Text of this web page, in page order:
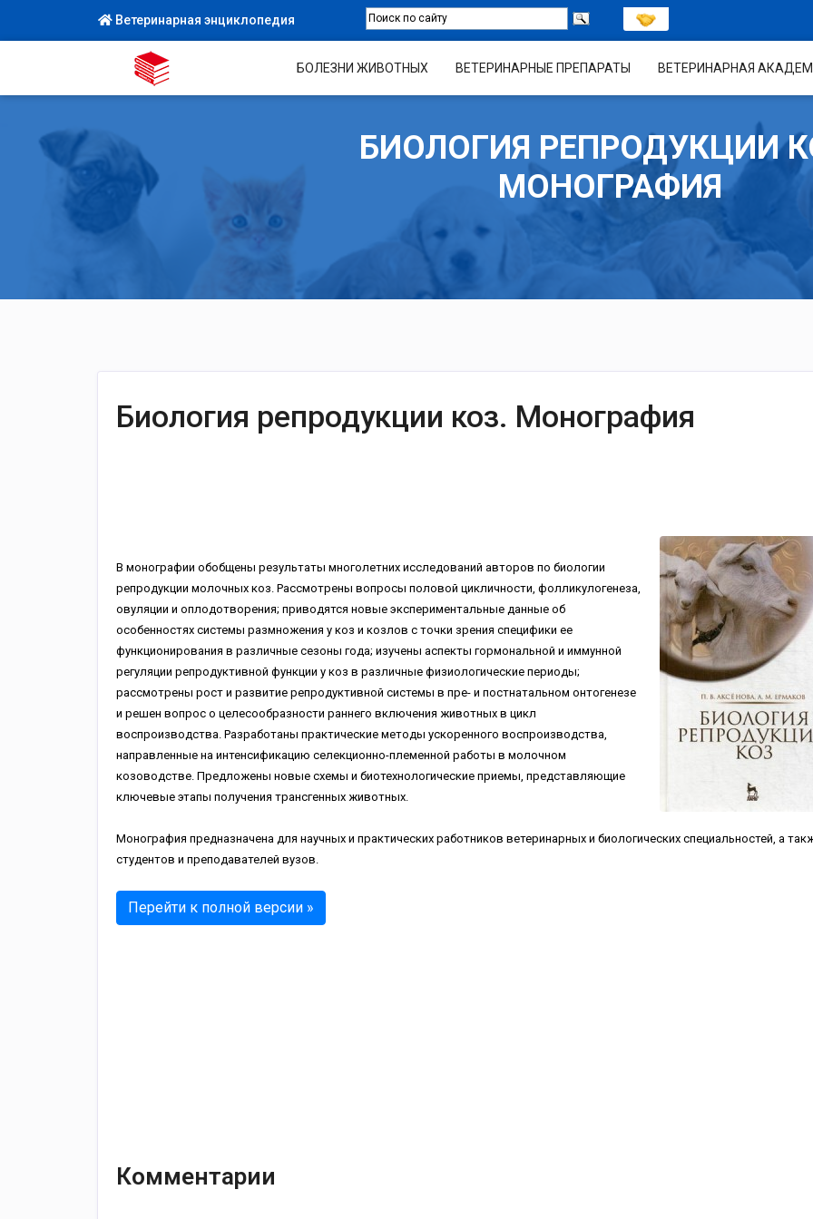
Ветеринарная энциклопедия
БОЛЕЗНИ ЖИВОТНЫХ ВЕТЕРИНАРНЫЕ ПРЕПАРАТЫ ВЕТЕРИНАРНАЯ
БИОЛОГИЯ РЕПРОДУКЦИИ
МОНОГРАФИЯ
Биология репродукции коз. Монография
В монографии обобщены результаты многолетних исследований авторов по биологии
репродукции молочных коз. Рассмотрены вопросы половой цикличности, фолликулогенеза,
овуляции и оплодотворения; приводятся новые экспериментальные данные об
особенностях системы размножения у коз и козлов с точки зрения специфики ее
функционирования в различные сезоны года; изучены аспекты гормональной и иммунной
регуляции репродуктивной функции у коз в различные физиологические периоды;
рассмотрены рост и развитие репродуктивной системы в пре- и постнатальном онтогенезе
и решен вопрос о целесообразности раннего включения животных в цикл
воспроизводства. Разработаны практические методы ускоренного воспроизводства,
направленные на интенсификацию селекционно-племенной работы в молочном
козоводстве. Предложены новые схемы и биотехнологические приемы, представляющие
ключевые этапы получения трансгенных животных.
Монография предназначена для научных и практических работников ветеринарных и биологических специальностей, а
студентов и преподавателей вузов.
Перейти к полной версии »
Комментарии